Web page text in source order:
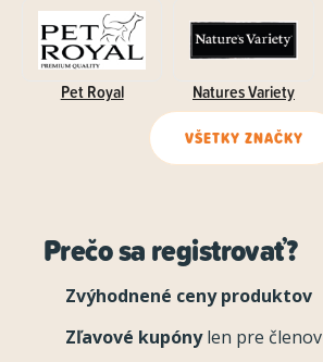
Pet Royal Natures Variety
VŠETKY ZNAČKY
Prečo sa registrovať?
Zvýhodnené ceny produktov
Zľavové kupónylen pre členov